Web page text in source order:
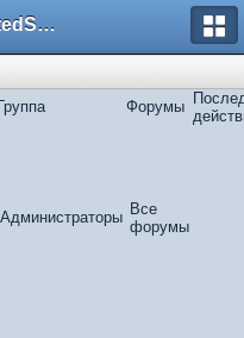
Форум UnitedSouth
Группа Форумы
Администраторы Все
форумы